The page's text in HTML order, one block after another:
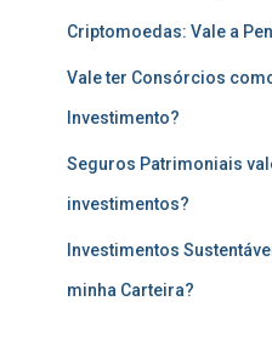
Criptomoedas: Vale a
Vale ter Consórcios
Investimento?
Seguros Patrimoniais
investimentos?
Investimentos
minha Carteira?